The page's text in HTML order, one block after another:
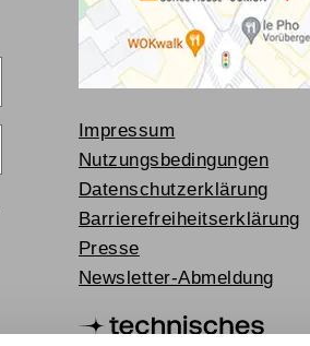
Impressum
Nutzungsbedingungen
Datenschutzerklärung
Barrierefreiheitserklärung
Presse
Newsletter-Abmeldung